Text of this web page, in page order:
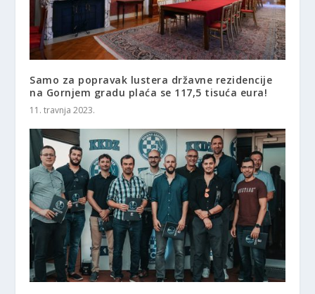
Samo za popravak lustera državne rezidencije
na Gornjem gradu plaća se 117,5 tisuća eura!
11. travnja 2023.